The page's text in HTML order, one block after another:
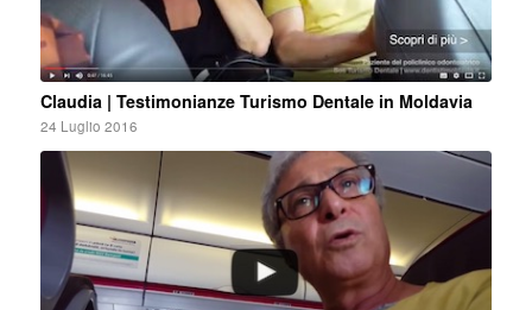
Claudia | Testimonianze Turismo Dentale in Moldavia
24 Luglio 2016